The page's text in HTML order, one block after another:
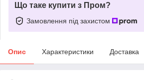
Що таке купити з Пром?
Замовлення під захистом
Опис Характеристики Доставка